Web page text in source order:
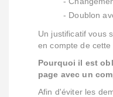
- Doublon
Un justificatif vous
en compte de cette
Pourquoi il est
page avec un
Afin d'éviter les